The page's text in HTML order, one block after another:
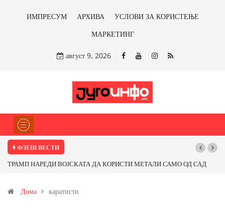
ИМПРЕСУМ АРХИВА
УСЛОВИ ЗА КОРИСТЕЊЕ
МАРКЕТИНГ
август 9, 2026
ФЛЕШ ВЕСТИ
ТРАМП НАРЕДИ ВОЈСКАТА ДА КОРИСТИ МЕТАЛИ САМО ОД САД
Иловица и со антимонот?
Дома каратисти